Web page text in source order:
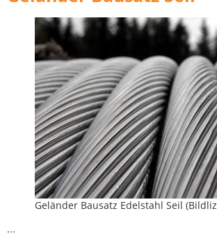
Geländer Bausatz Edelstahl Seil
...